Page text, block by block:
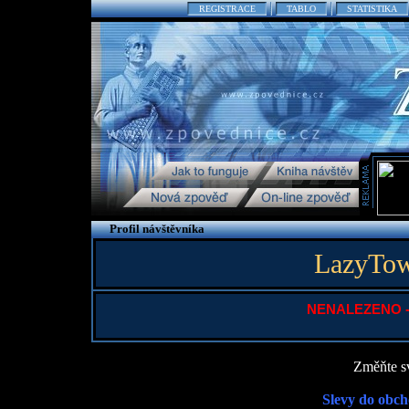
REGISTRACE TABLO STATISTIKA
Profil návštěvníka
NENALEZENO
Změňte
Slevy do